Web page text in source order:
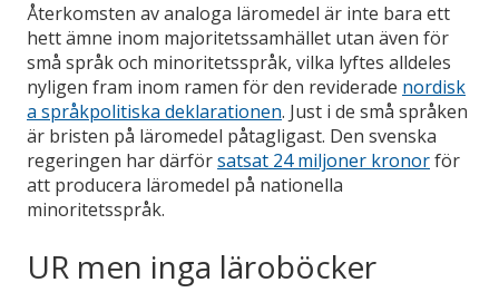
Återkomsten av analoga läromedel är inte bara ett
hett ämne inom majoritetssamhället utan även för
små språk och minoritetsspråk, vilka lyftes alldeles
nyligen fram inom ramen för den reviderade nordisk
a språkpolitiska deklarationen. Just i de små språken
är bristen på läromedel påtagligast. Den svenska
regeringen har därförsatsat 24 miljoner kronorför
att producera läromedel på nationella
minoritetsspråk.
UR men inga läroböcker